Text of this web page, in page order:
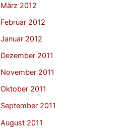
März 2012
Februar 2012
Januar 2012
Dezember 2011
November 2011
Oktober 2011
September 2011
August 2011